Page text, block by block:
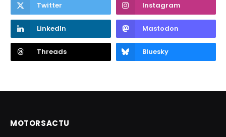
Twitter Instagram
LinkedIn Mastodon
Threads Bluesky
MOTORSACTU